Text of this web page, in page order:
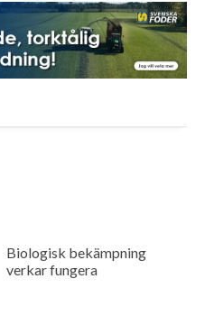
Biologisk bekämpning
verkar fungera